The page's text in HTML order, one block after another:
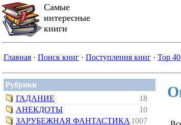
Самые
интересные
книги
Главная · Поиск книг · Поступления книг · Top 40
Рубрики
ГАДАНИЕ
18
АНЕКДОТЫ
10
ЗАРУБЕЖНАЯ ФАНТАСТИКА 1007